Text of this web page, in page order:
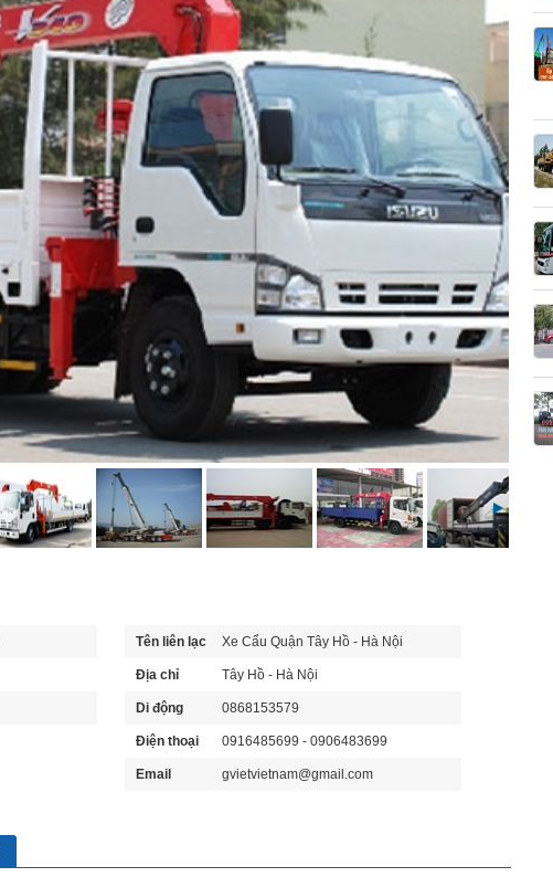
Tên liên lạc Xe Cẩu Quận Tây Hồ - Hà Nội
Địa chỉ Tây Hồ - Hà Nội
Di động 0868153579
Điện thoại 0916485699 - 0906483699
Email gvietvietnam@gmail.com